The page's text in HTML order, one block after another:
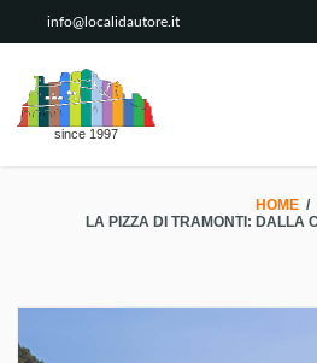
info@localidautore.it
since 1997
HOME /
LA PIZZA DI TRAMONTI: DALLA